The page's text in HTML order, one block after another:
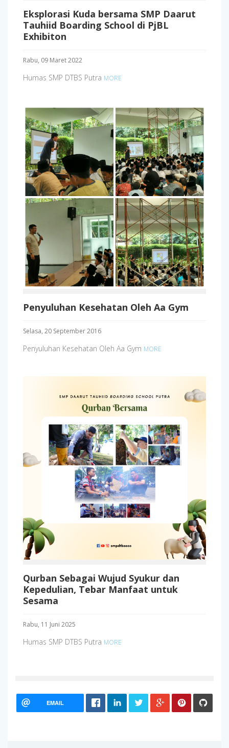
Eksplorasi Kuda bersama SMP Daarut
Tauhiid Boarding School di PjBL
Exhibiton
Rabu, 09 Maret 2022
Humas SMP DTBS Putra MORE
Penyuluhan Kesehatan Oleh Aa Gym
Selasa, 20 September 2016
Penyuluhan Kesehatan Oleh Aa Gym MORE
Qurban Sebagai Wujud Syukur dan
Kepedulian, Tebar Manfaat untuk
Sesama
Rabu, 11 Juni 2025
Humas SMP DTBS Putra MORE
EMAIL